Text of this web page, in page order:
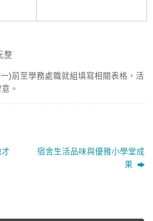
整
)前至學務處職就組填寫相關表格，活
。
宿舍生活品味與優雅小學堂成
果